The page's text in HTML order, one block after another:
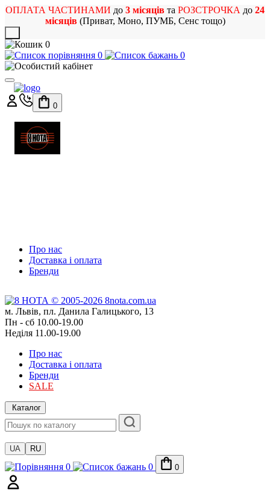
ОПЛАТА ЧАСТИНАМИ до 3 місяців та РОЗСТРОЧКА до 24
місяців(Приват, Моно, ПУМБ, Сенс тощо)
0
0
0
0
Про нас
Доставка і оплата
Бренди
м. Львів, пл. Данила Галицького, 13
Пн - сб 10.00-19.00
Неділя 11.00-19.00
Про нас
Доставка і оплата
Бренди
SALE
Каталог
UA RU
0 0 0